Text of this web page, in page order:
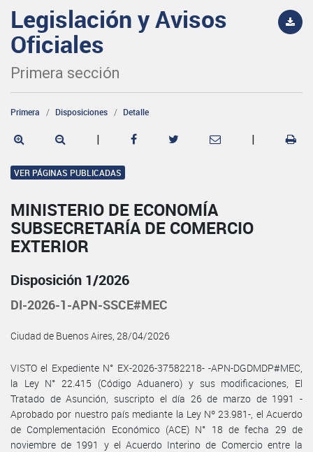
Legislación y Avisos
Oficiales
Primera sección
Primera Disposiciones Detalle
| |
VER PÁGINAS PUBLICADAS
MINISTERIO DE ECONOMÍA
SUBSECRETARÍA DE COMERCIO
EXTERIOR
Disposición 1/2026
DI-2026-1-APN-SSCE#MEC
Ciudad de Buenos Aires, 28/04/2026
VISTO el Expediente N° EX-2026-37582218- -APN-DGDMDP#MEC,
la Ley N° 22.415 (Código Aduanero) y sus modificaciones, El
Tratado de Asunción, suscripto el día 26 de marzo de 1991 -
Aprobado por nuestro país mediante la Ley Nº 23.981-, el Acuerdo
de Complementación Económico (ACE) N° 18 de fecha 29 de
noviembre de 1991 y el Acuerdo Interino de Comercio entre la